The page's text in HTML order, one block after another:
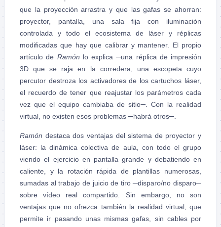
que la proyección arrastra y que las gafas se ahorran:
proyector, pantalla, una sala fija con iluminación
controlada y todo el ecosistema de láser y réplicas
modificadas que hay que calibrar y mantener. El propio
artículo de Ramón lo explica ─una réplica de impresión
3D que se raja en la corredera, una escopeta cuyo
percutor destroza los activadores de los cartuchos láser,
el recuerdo de tener que reajustar los parámetros cada
vez que el equipo cambiaba de sitio─. Con la realidad
virtual, no existen esos problemas ─habrá otros─.
Ramón destaca dos ventajas del sistema de proyector y
láser: la dinámica colectiva de aula, con todo el grupo
viendo el ejercicio en pantalla grande y debatiendo en
caliente, y la rotación rápida de plantillas numerosas,
sumadas al trabajo de juicio de tiro ─disparo/no disparo─
sobre vídeo real compartido. Sin embargo, no son
ventajas que no ofrezca también la realidad virtual, que
permite ir pasando unas mismas gafas, sin cables por